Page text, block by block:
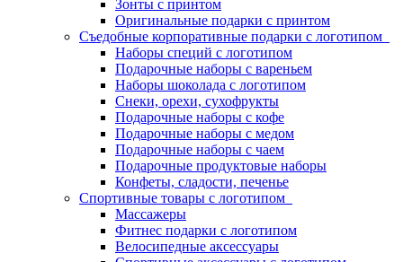
Зонты с принтом
Оригинальные подарки с принтом
Съедобные корпоративные подарки с логотипом
Наборы специй с логотипом
Подарочные наборы с вареньем
Наборы шоколада с логотипом
Снеки, орехи, сухофрукты
Подарочные наборы с кофе
Подарочные наборы с медом
Подарочные наборы с чаем
Подарочные продуктовые наборы
Конфеты, сладости, печенье
Спортивные товары с логотипом
Массажеры
Фитнес подарки с логотипом
Велосипедные аксессуары